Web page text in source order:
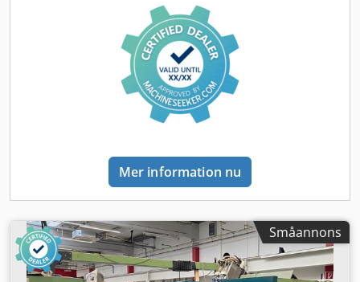
Mer information nu
Småannons